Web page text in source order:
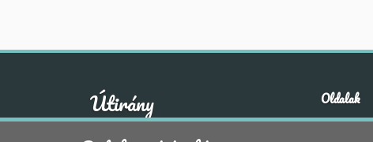
Útirány Oldalak
Hírek